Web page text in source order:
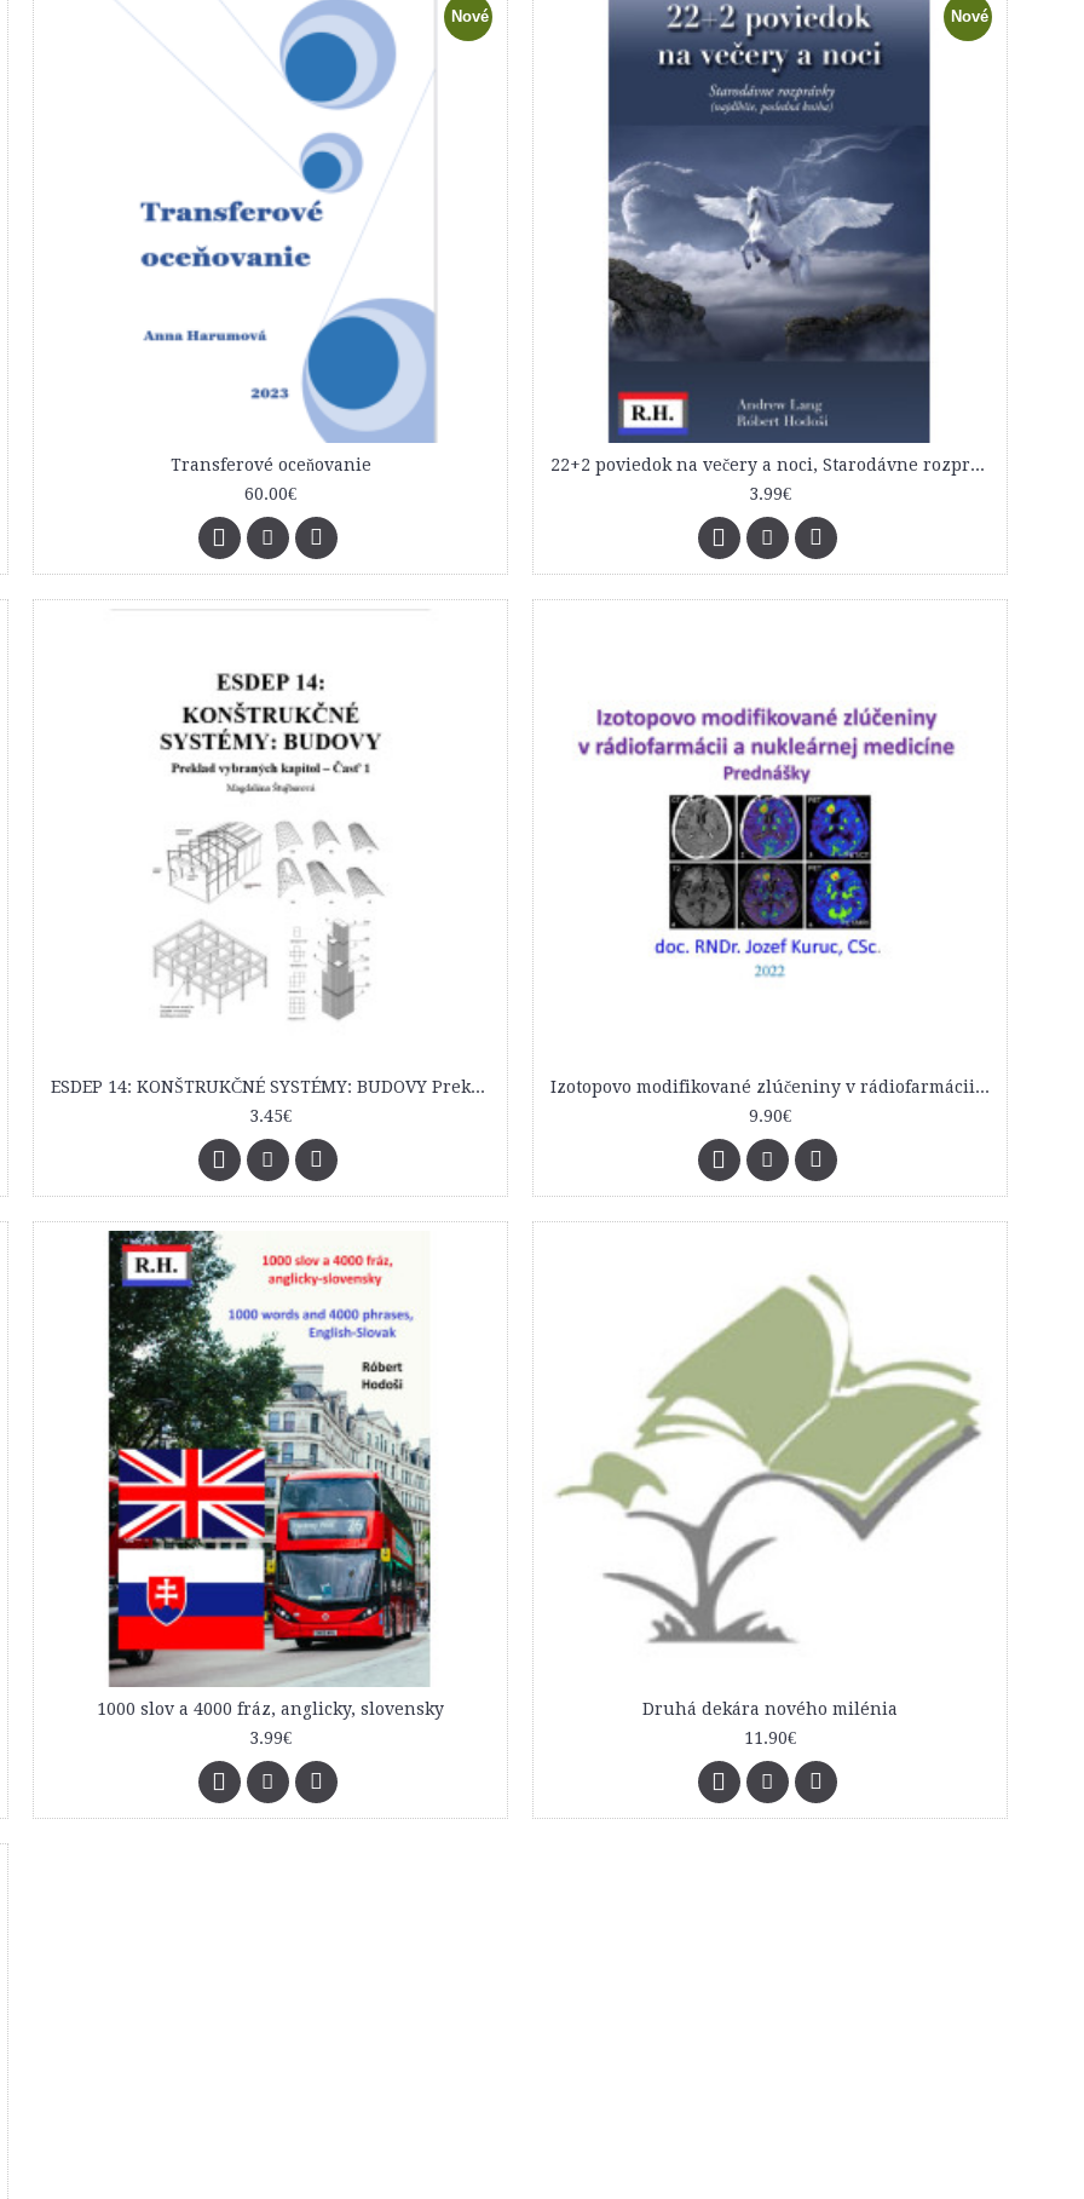
Nové
Transferové oceňovanie
60.00€
Nové
22+2 poviedok na večery a noci, Starodávne rozprávky, najdlhšie, posledná kniha
3.99€
ESDEP 14: KONŠTRUKČNÉ SYSTÉMY: BUDOVY Preklad vybraných kapitol – Časť 1
3.45€
Izotopovo modifikované zlúčeniny v rádiofarmácii a nukleárnej medicíne. Prednášky
9.90€
1000 slov a 4000 fráz, anglicky, slovensky
3.99€
Druhá dekára nového milénia
11.90€